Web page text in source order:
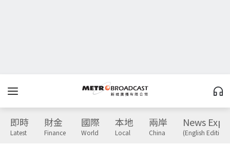
即時
Latest
財金
Finance
國際
World
本地
Local
兩岸
China
News
(English Edition)